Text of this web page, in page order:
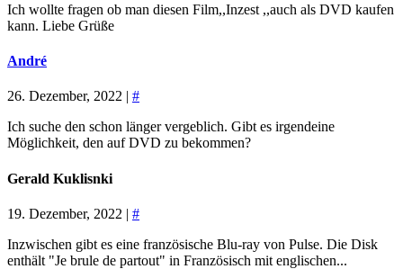
Ich wollte fragen ob man diesen Film,,Inzest ,,auch als DVD kaufen
kann. Liebe Grüße
André
26. Dezember, 2022 | #
Ich suche den schon länger vergeblich. Gibt es irgendeine
Möglichkeit, den auf DVD zu bekommen?
Gerald Kuklisnki
19. Dezember, 2022 | #
Inzwischen gibt es eine französische Blu-ray von Pulse. Die Disk
enthält "Je brule de partout" in Französisch mit englischen...